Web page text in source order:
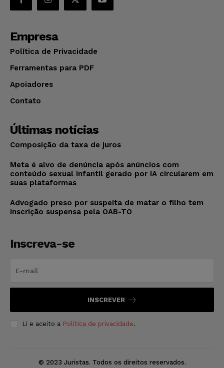
Empresa
Política de Privacidade
Ferramentas para PDF
Apoiadores
Contato
Últimas notícias
Composição da taxa de juros
Meta é alvo de denúncia após anúncios com
conteúdo sexual infantil gerado por IA circularem em
suas plataformas
Advogado preso por suspeita de matar o filho tem
inscrição suspensa pela OAB-TO
Inscreva-se
INSCREVER
Li e aceito a Política de privacidade.
© 2023 Juristas. Todos os direitos reservados.